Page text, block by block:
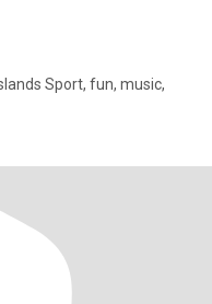
Sport, fun, music,